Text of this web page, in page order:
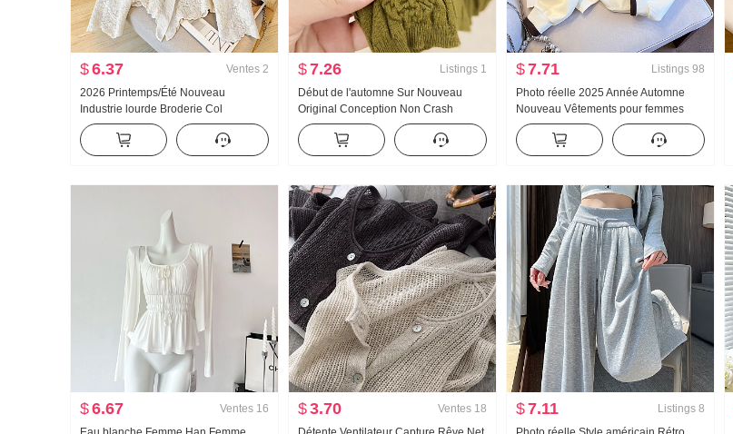
$6.37 Ventes 2
2026 Printemps/Été Nouveau
Industrie lourde Broderie Col
Claudine Chemise pour femmes Style
français Rétro Protection solaire
Cardigan
$7.26 Listings 1
Début de l'automne Sur Nouveau
Original Conception Non Crash
Chemise Industrie lourde Jacquard
Tricoté Top Femme Automne Nouveau
Amincissant
$7.71 Listings 98
Photo réelle 2025 Année Automne
Nouveau Vêtements pour femmes
Sweat-shirt Réduction de l'âge Moitié
Fermeture éclair Mode Col polo
Décontracté Polyvalent Amincissant
$6.67 Ventes 16
$3.70 Ventes 18
$7.11 Listings 8